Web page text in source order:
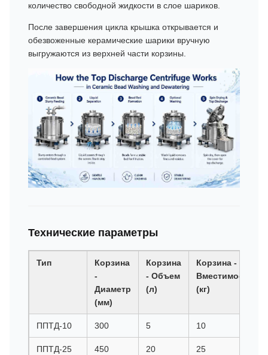
количество свободной жидкости в слое шариков.
После завершения цикла крышка открывается и
обезвоженные керамические шарики вручную
выгружаются из верхней части корзины.
Технические параметры
Тип
Корзина
-
Диаметр
(мм)
Корзина
- Объем
(л)
Корзина -
Вместимость
(кг)
ППТД-10 300 5 10
ППТД-25 450 20 25